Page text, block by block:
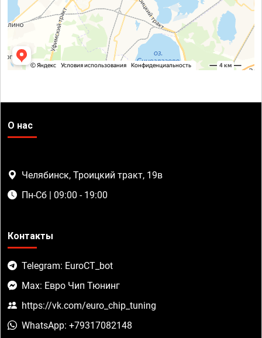
О нас
Челябинск, Троицкий тракт, 19в
Пн-Сб | 09:00 - 19:00
Контакты
Telegram: EuroCT_bot
Max: Евро Чип Тюнинг
https://vk.com/euro_chip_tuning
WhatsApp: +79317082148